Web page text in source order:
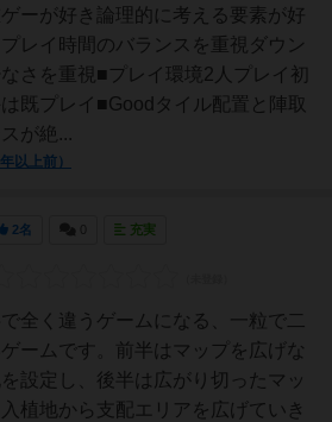
ーが好き論理的に考える要素が好
レイ時間のバランスを重視ダウン
さを重視■プレイ環境2人プレイ初
既プレイ■Goodタイル配置と陣取
が絶...
以上前）
2名 充実
全く違うゲームになる、一粒で二
ゲームです。前半はマップを広げな
設定し、後半は広がり切ったマッ
植地から支配エリアを広げていき